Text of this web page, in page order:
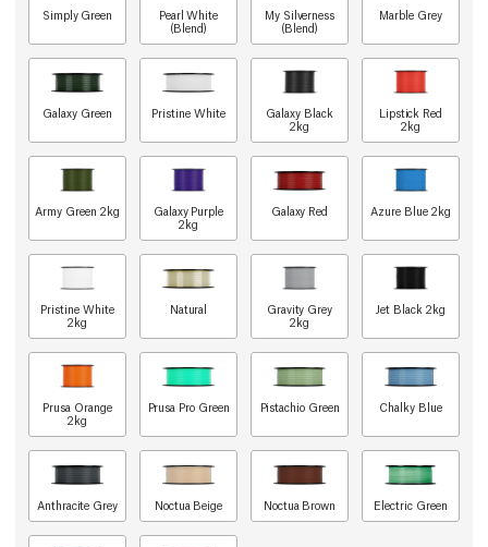
Simply Green
Pearl White
(Blend)
My Silverness
(Blend)
Marble Grey
Galaxy Green Pristine White
Galaxy Black
2kg
Lipstick Red
2kg
Army Green 2kg
Galaxy Purple
2kg
Galaxy Red Azure Blue 2kg
Pristine White
2kg
Natural
Gravity Grey
2kg
Jet Black 2kg
Prusa Orange
2kg
Prusa Pro Green Pistachio Green Chalky Blue
Anthracite Grey Noctua Beige Noctua Brown Electric Green